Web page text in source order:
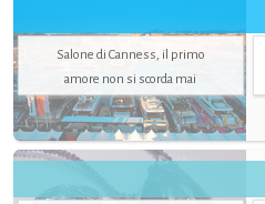
Salone di Canness, il primo
amore non si scorda mai